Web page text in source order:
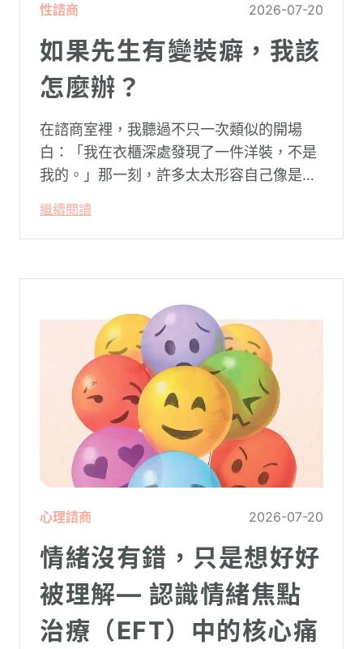
性諮商 2026-07-20
如果先生有變裝癖，我該
怎麼辦？
在諮商室裡，我聽過不只一次類似的開場
白：「我在衣櫃深處發現了一件洋裝，不是
我的。」那一刻，許多太太形容自己像是踩
陌生。
繼續閱讀
心理諮商 2026-07-20
情緒沒有錯，只是想好好
被理解— 認識情緒焦點
治療（EFT）中的核心痛